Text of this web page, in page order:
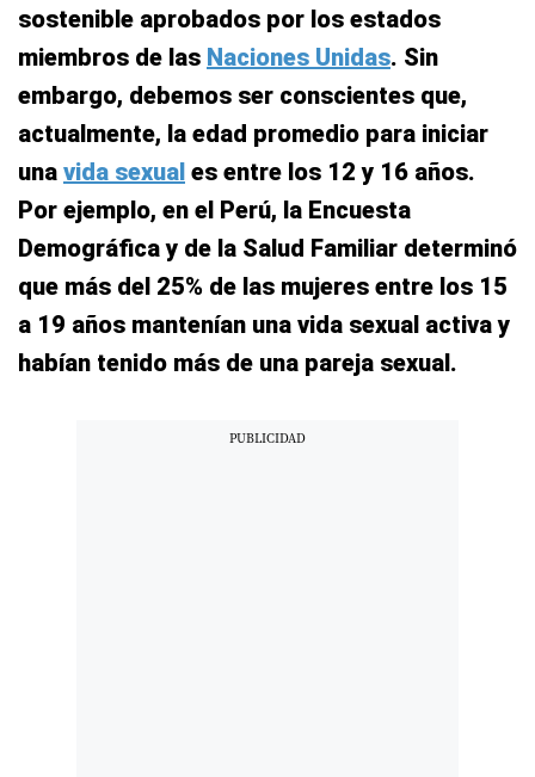
sostenible aprobados por los estados
miembros de las Naciones Unidas. Sin
embargo, debemos ser conscientes que,
actualmente, la edad promedio para iniciar
una vida sexual es entre los 12 y 16 años.
Por ejemplo, en el Perú, la Encuesta
Demográfica y de la Salud Familiar determinó
que más del 25% de las mujeres entre los 15
a 19 años mantenían una vida sexual activa y
habían tenido más de una pareja sexual.